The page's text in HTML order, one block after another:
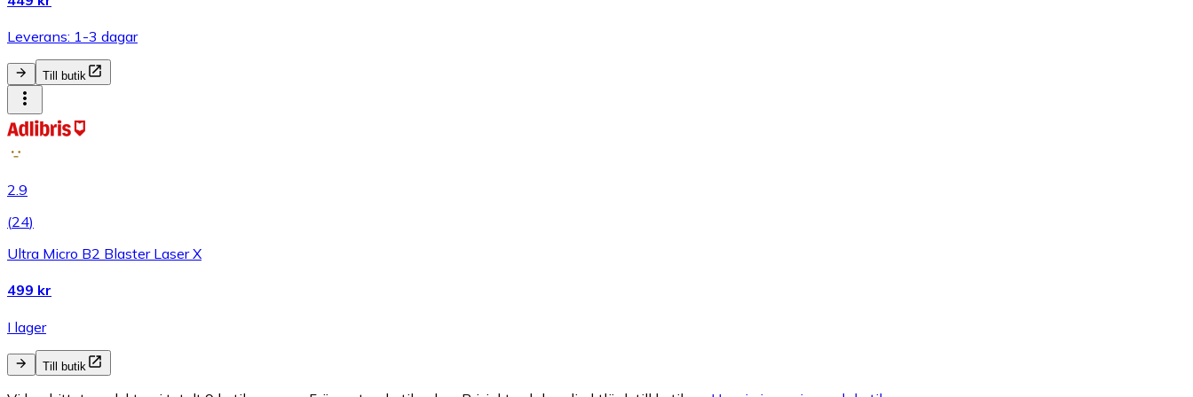
Leverans: 1-3 dagar
Till butik
2.9
(24)
Ultra Micro B2 Blaster Laser X
499 kr
I lager
Till butik